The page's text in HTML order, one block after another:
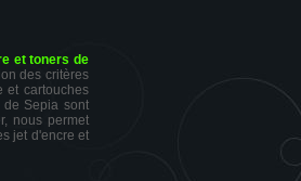
et toners de
des critères
et cartouches
de Sepia sont
nous permet
jet d'encre et